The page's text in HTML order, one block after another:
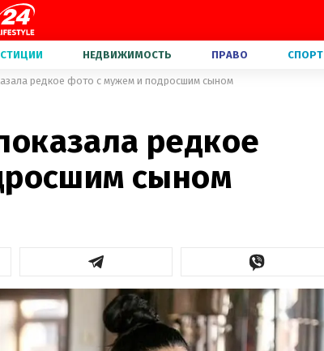
НЕДВИЖИМОСТЬ ПРАВО СПОРТ
редкое фото с мужем и подросшим сыном
редкое
сыном